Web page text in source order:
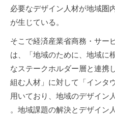
必要なデザイン人材が地域圏
が生じている。
そこで経済産業省商務・サー
は、「地域のために、地域に
なステークホルダー層と連携
組む人材」に対して「インタ
用いており、地域のデザイン
。地域課題の解決とデザイン